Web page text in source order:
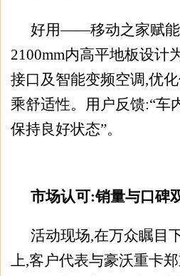
好用——移动之家赋能
2100mm内高平地板设计
接口及智能变频空调,优
乘舒适性。用户反馈:“车
保持良好状态”。
市场认可:销量与口碑
活动现场,在万众瞩目
上,客户代表与豪沃重卡